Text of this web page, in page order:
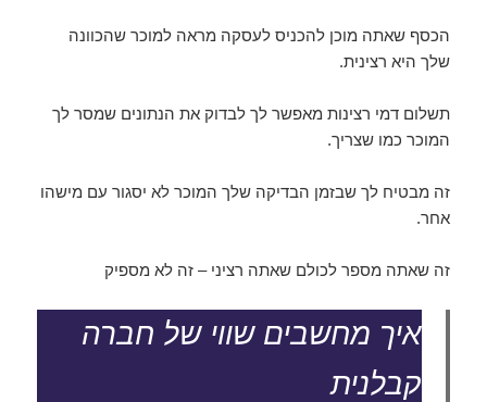
הכסף שאתה מוכן להכניס לעסקה מראה למוכר שהכוונה
שלך היא רצינית.
תשלום דמי רצינות מאפשר לך לבדוק את הנתונים שמסר לך
המוכר כמו שצריך.
זה מבטיח לך שבזמן הבדיקה שלך המוכר לא יסגור עם מישהו
אחר.
זה שאתה מספר לכולם שאתה רציני – זה לא מספיק
איך מחשבים שווי של חברה
קבלנית